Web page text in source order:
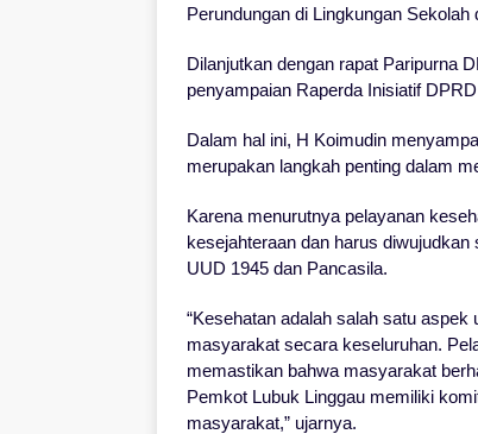
Perundungan di Lingkungan
Dilanjutkan dengan rapat Paripurna
penyampaian Raperda Inisiatif
Dalam hal ini, H Koimudin
merupakan langkah penting dalam
Karena menurutnya pelayanan
kesejahteraan dan harus
UUD 1945 dan Pancasila.
“Kesehatan adalah salah satu
masyarakat secara keseluruhan.
memastikan bahwa masyarakat
Pemkot Lubuk Linggau memiliki
masyarakat,” ujarnya.